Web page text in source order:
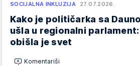
SOCIJALNA INKLUZIJA 27.07.2026.
Kako je političarka sa
ušla u regionalni
obišla je svet
Komentariši